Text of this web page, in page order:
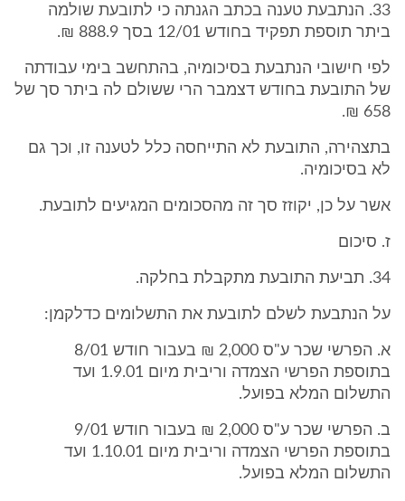
33. הנתבעת טענה בכתב הגנתה כי לתובעת שולמה
ביתר תוספת תפקיד בחודש 12/01 בסך 888.9 ₪.
לפי חישובי הנתבעת בסיכומיה, בהתחשב בימי עבודתה
של התובעת בחודש דצמבר הרי ששולם לה ביתר סך של
658 ₪.
בתצהירה, התובעת לא התייחסה כלל לטענה זו, וכך גם
לא בסיכומיה.
אשר על כן, יקוזז סך זה מהסכומים המגיעים לתובעת.
ז. סיכום
34. תביעת התובעת מתקבלת בחלקה.
על הנתבעת לשלם לתובעת את התשלומים כדלקמן:
א. הפרשי שכר ע"ס 2,000 ₪ בעבור חודש 8/01
בתוספת הפרשי הצמדה וריבית מיום 1.9.01 ועד
התשלום המלא בפועל.
ב. הפרשי שכר ע"ס 2,000 ₪ בעבור חודש 9/01
בתוספת הפרשי הצמדה וריבית מיום 1.10.01 ועד
התשלום המלא בפועל.